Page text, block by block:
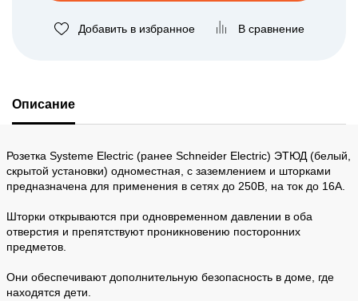
Добавить в избранное В сравнение
Описание
Розетка Systeme Electric (ранее Schneider Electric) ЭТЮД (белый,
скрытой установки) одноместная, с заземлением и шторками
предназначена для применения в сетях до 250В, на ток до 16А.
Шторки открываются при одновременном давлении в оба
отверстия и препятствуют проникновению посторонних
предметов.
Они обеспечивают дополнительную безопасность в доме, где
находятся дети.